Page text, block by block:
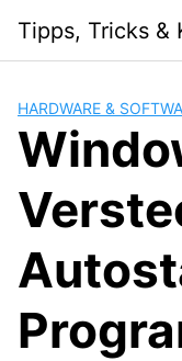
content
Tipps, Tricks &
HARDWARE &